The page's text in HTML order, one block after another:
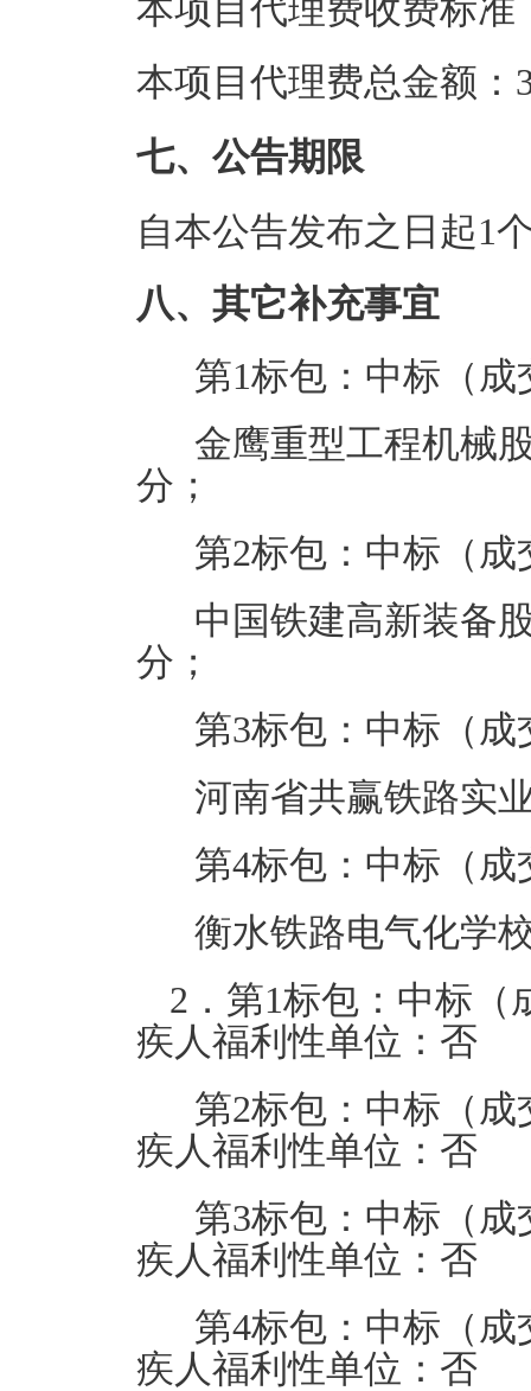
本项目代理费收费标
本项目代理费总金额：
七、公告期限
自本公告发布之日起1
八、其它补充事宜
第1标包：中标（
金鹰重型工程机械
分；
第2标包：中标（
中国铁建高新装备
分；
第3标包：中标（
河南省共赢铁路实
第4标包：中标（
衡水铁路电气化学
2．第1标包：中标（
疾人福利性单位：否
第2标包：中标（
疾人福利性单位：否
第3标包：中标（
疾人福利性单位：否
第4标包：中标（
疾人福利性单位：否